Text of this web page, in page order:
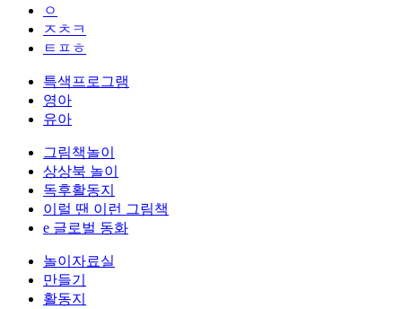
ㅇ
ㅈㅊㅋ
ㅌㅍㅎ
특색프로그램
영아
유아
그림책놀이
상상북 놀이
독후활동지
이럴 땐 이런 그림책
e 글로벌 동화
놀이자료실
만들기
활동지